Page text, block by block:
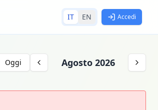
IT EN Accedi
Oggi Agosto 2026